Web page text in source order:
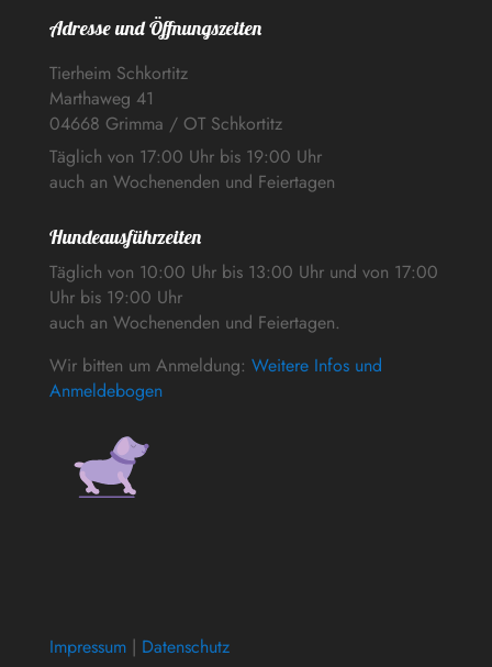
Adresse und Öffnungszeiten
Tierheim Schkortitz
Marthaweg 41
04668 Grimma / OT Schkortitz
Täglich von 17:00 Uhr bis 19:00 Uhr
auch an Wochenenden und Feiertagen
Hundeausführzeiten
Täglich von 10:00 Uhr bis 13:00 Uhr und von 17:00
Uhr bis 19:00 Uhr
auch an Wochenenden und Feiertagen.
Wir bitten um Anmeldung: Weitere Infos und
Anmeldebogen
Impressum| Datenschutz